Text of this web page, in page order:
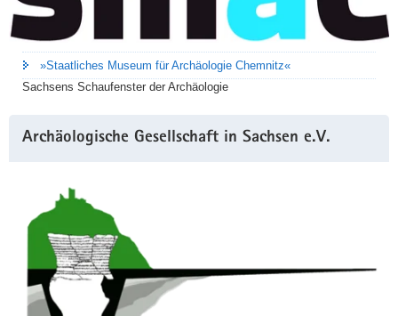
»Staatliches Museum für Archäologie Chemnitz«
Sachsens Schaufenster der Archäologie
Archäologische Gesellschaft in Sachsen e.V.